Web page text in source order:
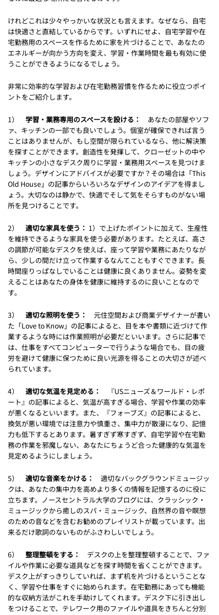
けれどこれは少々やっかいな状況とも言えます。なぜなら、自宅
は快適さと直結しているからです。いずれにせよ、自宅学習や在
宅勤務用のスペースを作るために家を片づけることで、あなたの
エネルギーが向かう方向を変え、学習・作業時間を最も有効に使
うことができるようになるでしょう。
非常に効率的な学習および在宅勤務習慣を作るために役立つポイ
ントをご紹介します。
1） 学習・業務専用のスペースを設ける：
あなたの部屋やソフ
ァ、キッチンの一部でも良いでしょう。個室が確保できれば言う
ことはありませんが、もし空間が限られているなら、他に解決策
を探すことができます。創造性を発揮して、クローゼットの中や
キッチンの小さなデスク周りに学習・業務用スペースを見つけま
しょう。デザインにアドバイスが必要ですか？その場合は「This
Old House」の記事からいろいろなデザインのアイデアを得まし
ょう。大切なのは静かで、快適でそして気をそらすものがない場
所を見つけることです。
2） 適切な家具を使う： 1）で上げたポイントに加えて、生産性
を維持できるような家具を使う必要があります。たとえば、高さ
の調節が可能なデスクを使えば、座って学習や業務にあたりなが
ら、少しの間だけ立って作業するなんてこともすぐできます。長
時間座りっぱなしでいることは健康に良くありません。姿勢を変
えることはあなたの身体を健康に維持するのに良いことなので
す。
3） 適切な照明を使う：
元住空間および商業デザイナーが書い
た「Love to Know」の記事によると、目を本や書類に近づけて作
業するような時には作業照明が必要だといいます。さらに記事で
は、仕事をすべてコンピューターで行うような場合でも、目の疲
労を避けて健康に保つために良い光源を得ることの大切さが述べ
られています。
4） 適切な気温を見定める：
『USニューズ＆ワールド・レポ
ート』の記事によると、気温が高すぎる場合、学習や作業の効率
が悪くなるといいます。また、『フォーブズ』の記事によると、
換気が悪い環境では注意力や慎重さ、集中力が散漫になり、記憶
力も低下するとあります。暑すぎず寒すぎず、自宅学習や在宅勤
務の作業を邪魔しない、あなたにちょうど合った健康的な気温を
見定めるようにしましょう。
5） 適切な音楽をかける：
適切なバックグラウンドミュージッ
クは、あなたの集中力を高めより多くの情報を記憶するのに役に
立ちます。ノースセントラル大学のブログには、クラッシック・
ミュージックから癒しのスパ・ミュージック、自然界の音や瞑想
のための音などを含むお勧めのプレイリストが載っています。出
来るだけ歌詞のないものがふさわしいでしょう。
6） 整理整頓をする： デスクの上を整理整頓することで、ファ
イルや作業に必要な道具などを探す時間を省くことができます。
デスク上がすっきりしていれば、まず机を片づけるということな
く、学習や仕事をすぐに始められます。在宅勤務にあっても機能
的な収納方法がこれを手助けしてくれます。デスク下に引き出し
をつけることで、テレワーク用のファイルや道具をきちんと分別